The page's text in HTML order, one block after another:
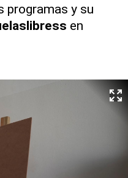
programas y su
en